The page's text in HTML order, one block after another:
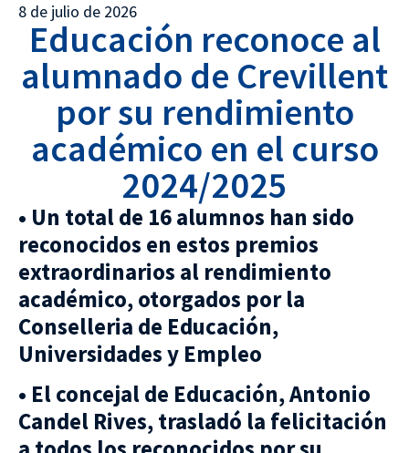
8 de julio de 2026
Educación reconoce al
alumnado de Crevillent
por su rendimiento
académico en el curso
2024/2025
• Un total de 16 alumnos han sido
reconocidos en estos premios
extraordinarios al rendimiento
académico, otorgados por la
Conselleria de Educación,
Universidades y Empleo
• El concejal de Educación, Antonio
Candel Rives, trasladó la felicitación